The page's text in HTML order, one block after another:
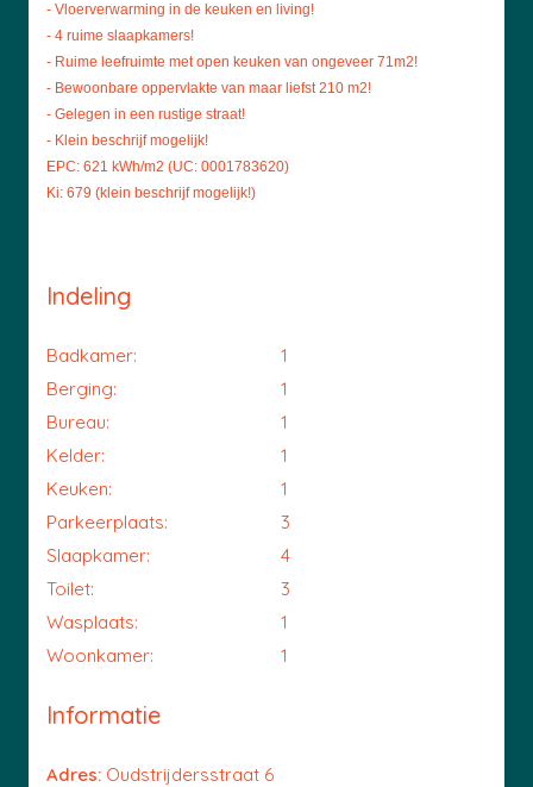
- Vloerverwarming in de keuken en living!
- 4 ruime slaapkamers!
- Ruime leefruimte met open keuken van ongeveer 71m2!
- Bewoonbare oppervlakte van maar liefst 210 m2!
- Gelegen in een rustige straat!
- Klein beschrijf mogelijk!
EPC: 621 kWh/m2 (UC: 0001783620)
Ki: 679 (klein beschrijf mogelijk!)
Indeling
Badkamer:
1
Berging:
1
Bureau:
1
Kelder:
1
Keuken:
1
Parkeerplaats:
3
Slaapkamer:
4
Toilet:
3
Wasplaats:
1
Woonkamer:
1
Informatie
Adres: Oudstrijdersstraat 6